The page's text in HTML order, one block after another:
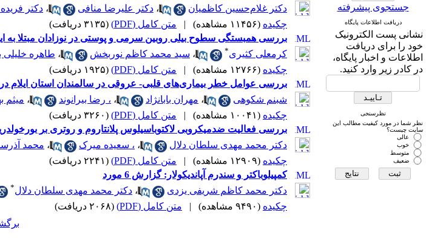
جستجوی پیشرفته
دریافت اطلاعات پایگاه
نشانی پست الکترونیک
خود را برای دریافت
اطلاعات و اخبار پایگاه،
در کادر زیر وارد کنید.
نظرسنجی
نظر شما در مورد کیفیت مطالب این
سایت چیست؟
عالی
خوب
متوسط
ضعیف
دکتر غلام‌حسین کاظمیان
، دکتر علیرضا منافی ، دکتر
چکیده (۱۱۴۵۶ مشاهده) | متن کامل (PDF)
(۳۱۳۵ دریافت)
بررسی همبستگی سطوح بیلی روبین سرمی و پوستی در نوزادان مبتلا به
کرمعلی کثیری* ، سید محمد کاظم نوربخش ، طاهره خلیلی
چکیده (۱۲۷۶۶ مشاهده) | متن کامل (PDF)
(۱۹۲۵ دریافت)
بررسی عوامل خطر بیماری‌های قلبی- عروقی در سالمندان استان ایلام در
شبنم شکوهی
، مهران بابانژاد ، ، رضا بیرانوند ، میثم
چکیده (۱۰۰۴۱ مشاهده) | متن کامل (PDF)
(۳۲۶۰ دریافت)
بررسی فعالیت ضدمیکروبی لاکتوباسیلوس پلانتاروم و روتری بر
دکتر محمد مهدی سلطان دلال
، ، سعیده میرک ، محمد
چکیده (۱۲۹۰۹ مشاهده) | متن کامل (PDF)
(۲۲۴۱ دریافت)
کمپیلوباکتر و سندرم آپاندیکولار: گزارش 6 مورد
دکتر محمد کاظم شریفی یزدی
، دکتر محمد مهدی سلطان دلال*
چکیده (۹۴۹۰ مشاهده) | متن کامل (PDF)
(۲۰۶۸ دریافت)